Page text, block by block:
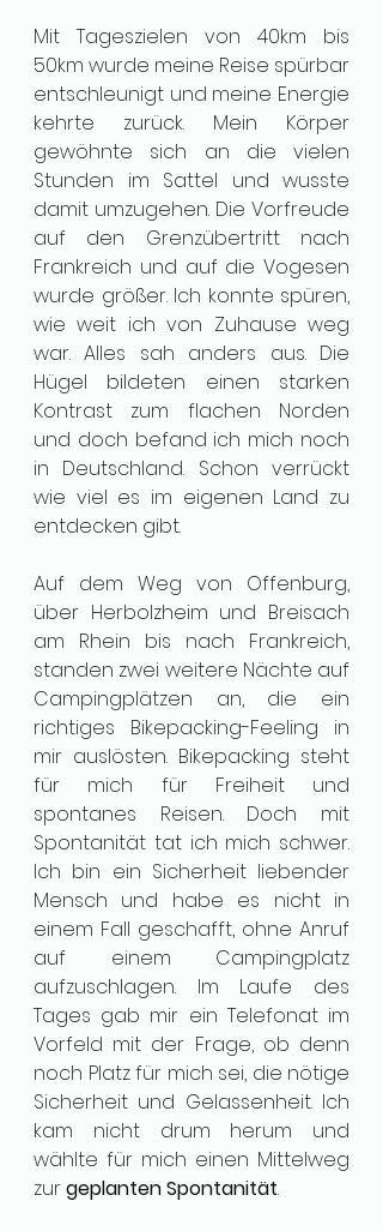
Mit Tageszielen von 40km bis
50km wurde meine Reise spürbar
entschleunigt und meine Energie
kehrte zurück. Mein Körper
gewöhnte sich an die vielen
Stunden im Sattel und wusste
damit umzugehen. Die Vorfreude
auf den Grenzübertritt nach
Frankreich und auf die Vogesen
wurde größer. Ich konnte spüren,
wie weit ich von Zuhause weg
war. Alles sah anders aus. Die
Hügel bildeten einen starken
Kontrast zum flachen Norden
und doch befand ich mich noch
in Deutschland. Schon verrückt
wie viel es im eigenen Land zu
entdecken gibt.
Auf dem Weg von Offenburg,
über Herbolzheim und Breisach
am Rhein bis nach Frankreich,
standen zwei weitere Nächte auf
Campingplätzen an, die ein
richtiges Bikepacking-Feeling in
mir auslösten. Bikepacking steht
für mich für Freiheit und
spontanes Reisen. Doch mit
Spontanität tat ich mich schwer.
Ich bin ein Sicherheit liebender
Mensch und habe es nicht in
einem Fall geschafft, ohne Anruf
auf einem Campingplatz
aufzuschlagen. Im Laufe des
Tages gab mir ein Telefonat im
Vorfeld mit der Frage, ob denn
noch Platz für mich sei, die nötige
Sicherheit und Gelassenheit. Ich
kam nicht drum herum und
wählte für mich einen Mittelweg
zur geplanten Spontanität.